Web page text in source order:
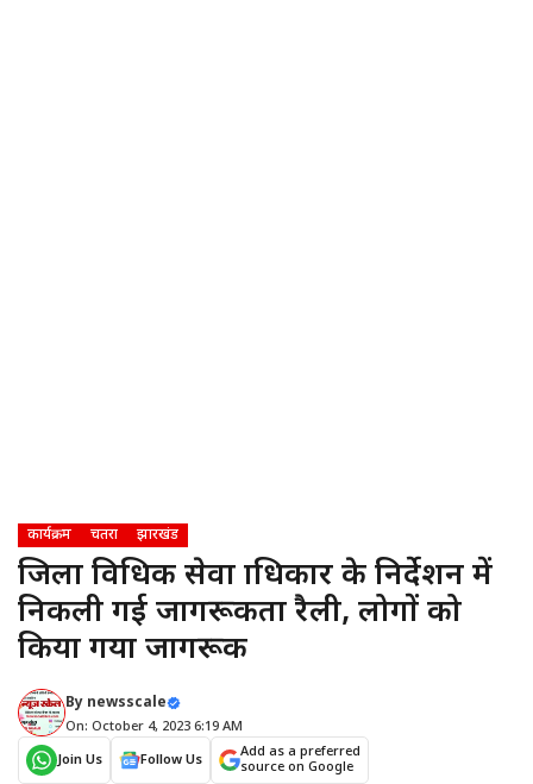
कार्यक्रम चतरा झारखंड
जिला विधिक सेवा प्राधिकार के निर्देशन में
निकली गई जागरूकता रैली, लोगों को
किया गया जागरूक
By newsscale
On: October 4, 2023 6:19 AM
Join Us
Follow Us
Add as a preferred
source on Google